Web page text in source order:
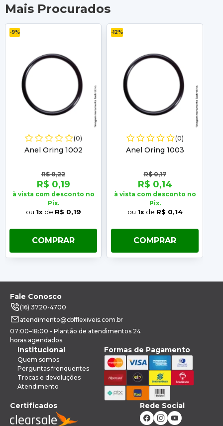
Mais Procurados
-9%
(0)
Anel Oring 1002
R$ 0,22
R$ 0,19
à vista com desconto no
Pix.
ou 1xde R$ 0,19
COMPRAR
-12%
(0)
Anel Oring 1003
R$ 0,17
R$ 0,14
à vista com desconto no
Pix.
ou 1xde R$ 0,14
COMPRAR
Fale Conosco
(16) 3720-4700
atendimento@cbfflexiveis.com.br
07:00–18:00 - Plantão de atendimentos 24
horas agendados.
Institucional
Quem somos
Perguntas frenquentes
Trocas e devoluções
Atendimento
Formas de Pagamento
Certificados Rede Social